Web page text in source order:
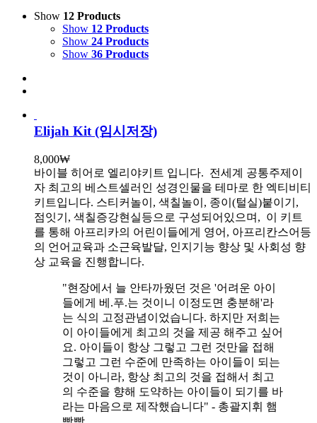
Show 12 Products
Show 12 Products
Show 24 Products
Show 36 Products
Elijah Kit (임시저장)
8,000₩
바이블 히어로 엘리야키트 입니다. 전세계 공통주제이
자 최고의 베스트셀러인 성경인물을 테마로 한 엑티비티
키트입니다. 스티커놀이, 색칠놀이, 종이(털실)붙이기,
점잇기, 색칠증강현실등으로 구성되어있으며, 이 키트
를 통해 아프리카의 어린이들에게 영어, 아프리칸스어등
의 언어교육과 소근육발달, 인지기능 향상 및 사회성 향
상 교육을 진행합니다.
"현장에서 늘 안타까웠던 것은 '어려운 아이
들에게 베.푸.는 것이니 이정도면 충분해'라
는 식의 고정관념이었습니다. 하지만 저희는
이 아이들에게 최고의 것을 제공 해주고 싶어
요. 아이들이 항상 그렇고 그런 것만을 접해
그렇고 그런 수준에 만족하는 아이들이 되는
것이 아니라, 항상 최고의 것을 접해서 최고
의 수준을 향해 도약하는 아이들이 되기를 바
라는 마음으로 제작했습니다" - 총괄지휘 햄